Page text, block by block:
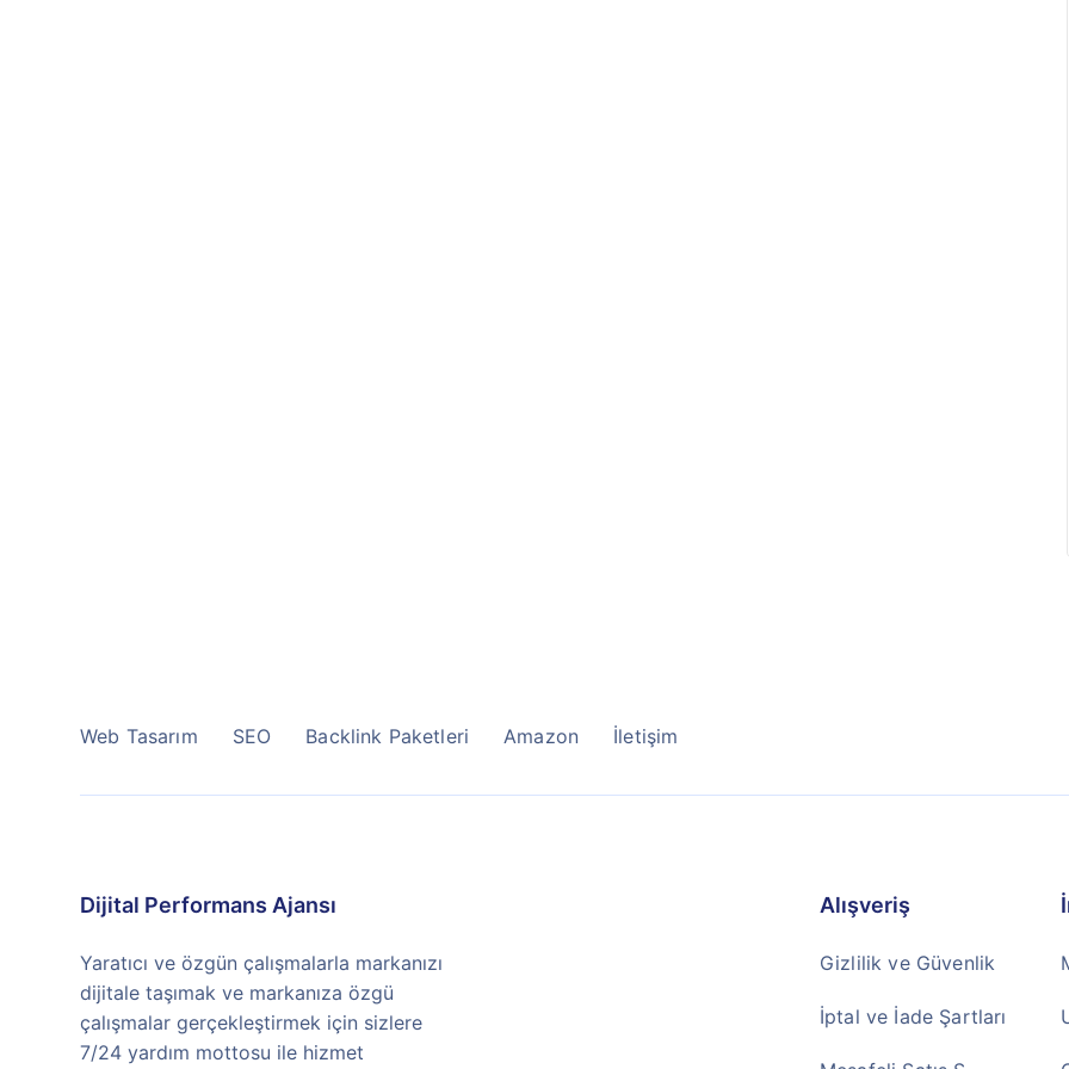
Web Tasarım SEO Backlink Paketleri Amazon İletişim
Dijital Performans Ajansı
Yaratıcı ve özgün çalışmalarla markanızı
dijitale taşımak ve markanıza özgü
çalışmalar gerçekleştirmek için sizlere
7/24 yardım mottosu ile hizmet
Alışveriş
Gizlilik ve Güvenlik
İptal ve İade Şartları